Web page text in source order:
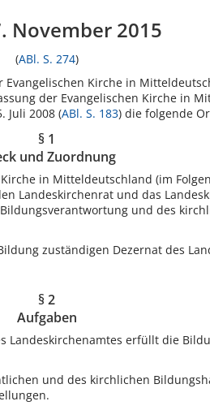
November 2015
(ABl. S. 274)
Evangelischen Kirche in
der Evangelischen Kirche in
Juli 2008 (ABl. S. 183) die folgende
§ 1
und Zuordnung
in Mitteldeutschland (im
Landeskirchenrat und das
und des
zuständigen Dezernat des
§ 2
Aufgaben
Landeskirchenamtes erfüllt die
und des kirchlichen